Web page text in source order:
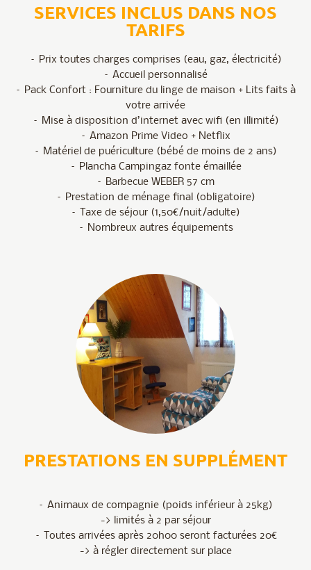
SERVICES INCLUS DANS NOS
TARIFS
– Prix toutes charges comprises (eau, gaz, électricité)
– Accueil personnalisé
– Pack Confort : Fourniture du linge de maison + Lits faits à
votre arrivée
– Mise à disposition d’internet avec wifi (en illimité)
– Amazon Prime Video + Netflix
– Matériel de puériculture (bébé de moins de 2 ans)
– Plancha Campingaz fonte émaillée
– Barbecue WEBER 57 cm
– Prestation de ménage final (obligatoire)
– Taxe de séjour (1,50€/nuit/adulte)
– Nombreux autres équipements
PRESTATIONS EN SUPPLÉMENT
– Animaux de compagnie (poids inférieur à 25kg)
-> limités à 2 par séjour
– Toutes arrivées après 20h00 seront facturées 20€
-> à régler directement sur place